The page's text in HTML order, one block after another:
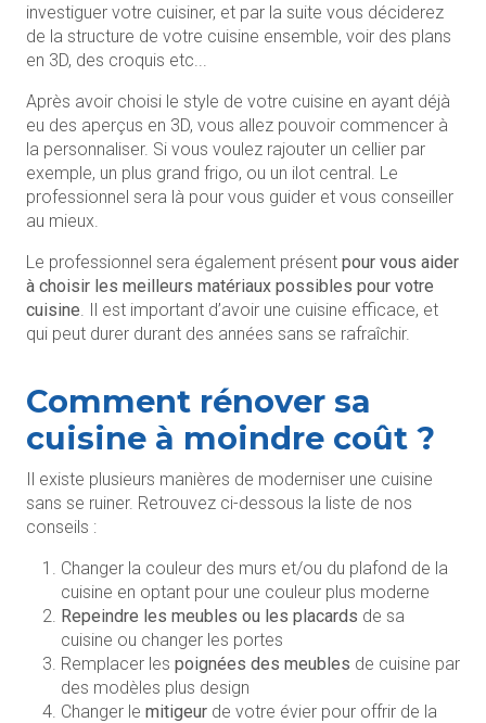
investiguer votre cuisiner, et par la suite vous déciderez
de la structure de votre cuisine ensemble, voir des plans
en 3D, des croquis etc...
Après avoir choisi le style de votre cuisine en ayant déjà
eu des aperçus en 3D, vous allez pouvoir commencer à
la personnaliser. Si vous voulez rajouter un cellier par
exemple, un plus grand frigo, ou un ilot central. Le
professionnel sera là pour vous guider et vous conseiller
au mieux.
Le professionnel sera également présent pour vous aider
à choisir les meilleurs matériaux possibles pour votre
cuisine . Il est important d’avoir une cuisine efficace, et
qui peut durer durant des années sans se rafraîchir.
Comment rénover sa
cuisine à moindre coût ?
Il existe plusieurs manières de moderniser une cuisine
sans se ruiner. Retrouvez ci-dessous la liste de nos
conseils :
Changer la couleur des murs et/ou du plafond de la
cuisine en optant pour une couleur plus moderne
Repeindre les meubles ou les placards de sa
cuisine ou changer les portes
Remplacer les poignées des meubles de cuisine par
des modèles plus design
Changer le mitigeur de votre évier pour offrir de la